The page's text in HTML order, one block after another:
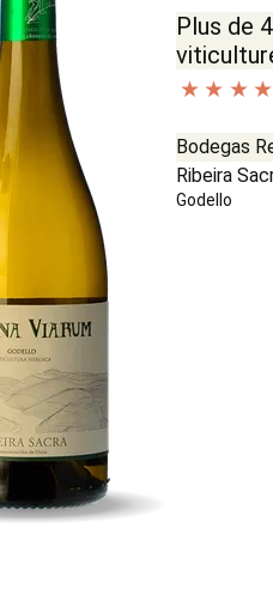
Plus de
Bodegas
Ribeira
Godello